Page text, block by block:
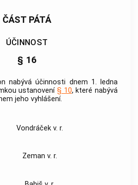
ČÁST PÁTÁ
ÚČINNOST
§ 16
nabývá účinnosti dnem 1. ledna
ustanovení§ 10, které nabývá
jeho vyhlášení.
Vondráček v. r.
Zeman v. r.